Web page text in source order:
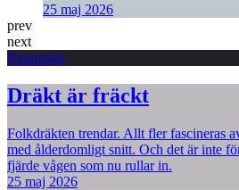
25 maj 2026
prev
next
Reportage
Dräkt är fräckt
Folkdräkten trendar. Allt fler fascineras
med ålderdomligt snitt. Och det är inte
fjärde vågen som nu rullar in.
25 maj 2026